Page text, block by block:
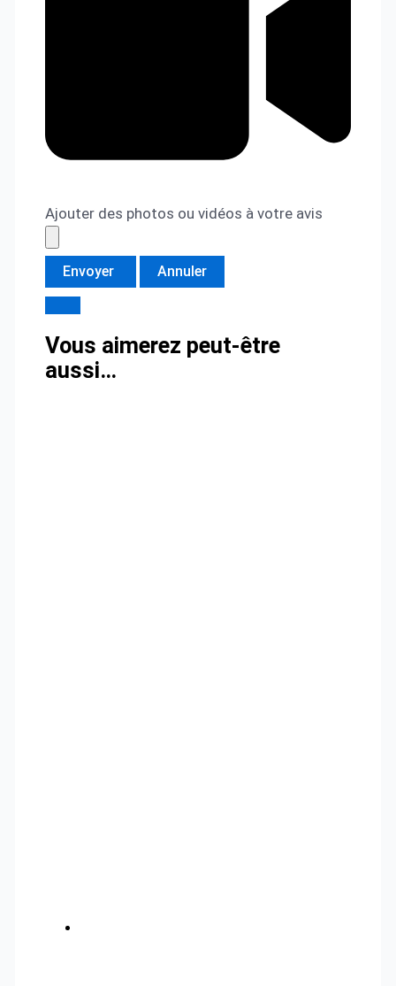
Ajouter des photos ou vidéos à votre avis
Envoyer Annuler
Vous aimerez peut-être
aussi…